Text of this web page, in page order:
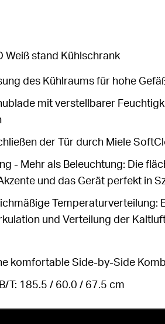
Weiß stand Kühlschrank
des Kühlraums für hohe
mit verstellbarer
der Tür durch Miele
- Mehr als Beleuchtung: Die
und das Gerät perfekt in
Temperaturverteilung:
und Verteilung der
komfortable Side-by-Side
T: 185.5 / 60.0 / 67.5 cm